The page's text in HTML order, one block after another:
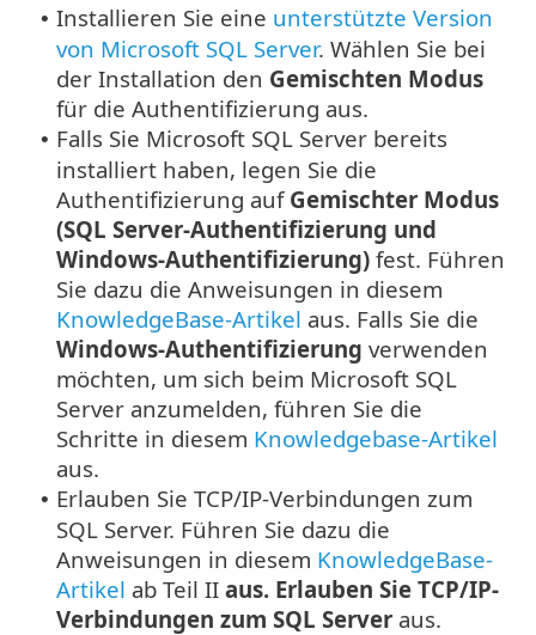
• Installieren Sie eine unterstützte Version
von Microsoft SQL Server. Wählen Sie bei
der Installation den Gemischten Modus
für die Authentifizierung aus.
• Falls Sie Microsoft SQL Server bereits
installiert haben, legen Sie die
Authentifizierung auf Gemischter Modus
(SQL Server-Authentifizierung und
Windows-Authentifizierung) fest. Führen
Sie dazu die Anweisungen in diesem
KnowledgeBase-Artikel aus. Falls Sie die
Windows-Authentifizierung verwenden
möchten, um sich beim Microsoft SQL
Server anzumelden, führen Sie die
Schritte in diesem Knowledgebase-Artikel
aus.
• Erlauben Sie TCP/IP-Verbindungen zum
SQL Server. Führen Sie dazu die
Anweisungen in diesem KnowledgeBase-
Artikel ab Teil II aus. Erlauben Sie TCP/IP-
Verbindungen zum SQL Server aus.